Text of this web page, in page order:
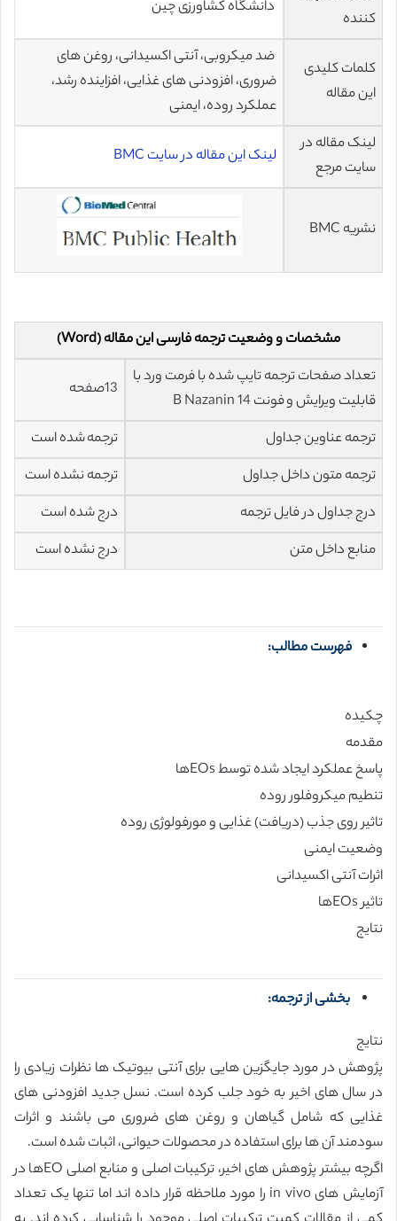
کننده
دانشگاه کشاورزی چین
کلمات کلیدی
این مقاله
ضد میکروبی، آنتی اکسیدانی، روغن های
ضروری، افزودنی های غذایی، افزاینده رشد،
عملکرد روده، ایمنی
لینک مقاله در
سایت مرجع
لینک این مقاله در سایت BMC
نشریه BMC
مشخصات و وضعیت ترجمه فارسی این مقاله (Word)
تعداد صفحات ترجمه تایپ شده با فرمت ورد با
قابلیت ویرایش و فونت 14 B Nazanin
13صفحه
ترجمه عناوین جداول
ترجمه شده است
ترجمه متون داخل جداول
ترجمه نشده است
درج جداول در فایل ترجمه
درج شده است
منابع داخل متن
درج نشده است
فهرست مطالب:
چکیده
مقدمه
پاسخ عملکرد ایجاد شده توسط EOsها
تنطیم میکروفلور روده
تاثیر روی جذب (دریافت) غذایی و مورفولوژی روده
وضعیت ایمنی
اثرات آنتی اکسیدانی
تاثیر EOsها
نتایج
بخشی از ترجمه:
نتایج
پژوهش در مورد جایگزین هایی برای آنتی بیوتیک ها نظرات زیادی را
در سال های اخیر به خود جلب کرده است. نسل جدید افزودنی های
غذایی که شامل گیاهان و روغن های ضروری می باشند و اثرات
سودمند آن ها برای استفاده در محصولات حیوانی، اثبات شده است.
اگرچه بیشتر پژوهش های اخیر، ترکیبات اصلی و منابع اصلی EOها در
آزمایش های in vivo را مورد ملاحظه قرار داده اند اما تنها یک تعداد